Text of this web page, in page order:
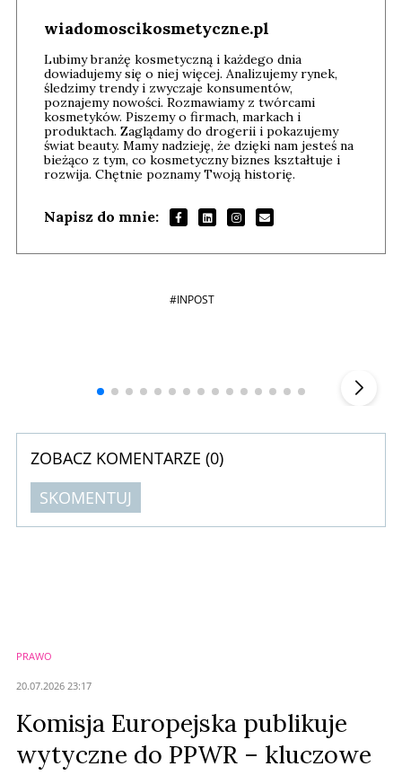
wiadomoscikosmetyczne.pl
Lubimy branżę kosmetyczną i każdego dnia
dowiadujemy się o niej więcej. Analizujemy rynek,
śledzimy trendy i zwyczaje konsumentów,
poznajemy nowości. Rozmawiamy z twórcami
kosmetyków. Piszemy o firmach, markach i
produktach. Zaglądamy do drogerii i pokazujemy
świat beauty. Mamy nadzieję, że dzięki nam jesteś na
bieżąco z tym, co kosmetyczny biznes kształtuje i
rozwija. Chętnie poznamy Twoją historię.
Napisz do mnie:
#INPOST
ZOBACZ KOMENTARZE (0)
SKOMENTUJ
PRAWO
20.07.2026 23:17
Komisja Europejska publikuje
wytyczne do PPWR – kluczowe